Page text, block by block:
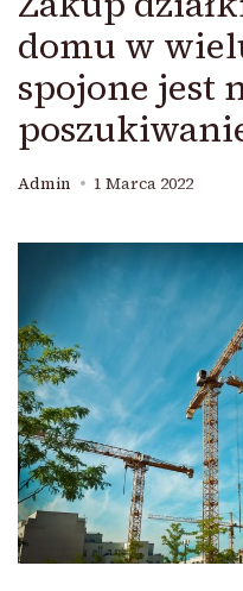
domu w
spojone jest
Admin 1 Marca 2022